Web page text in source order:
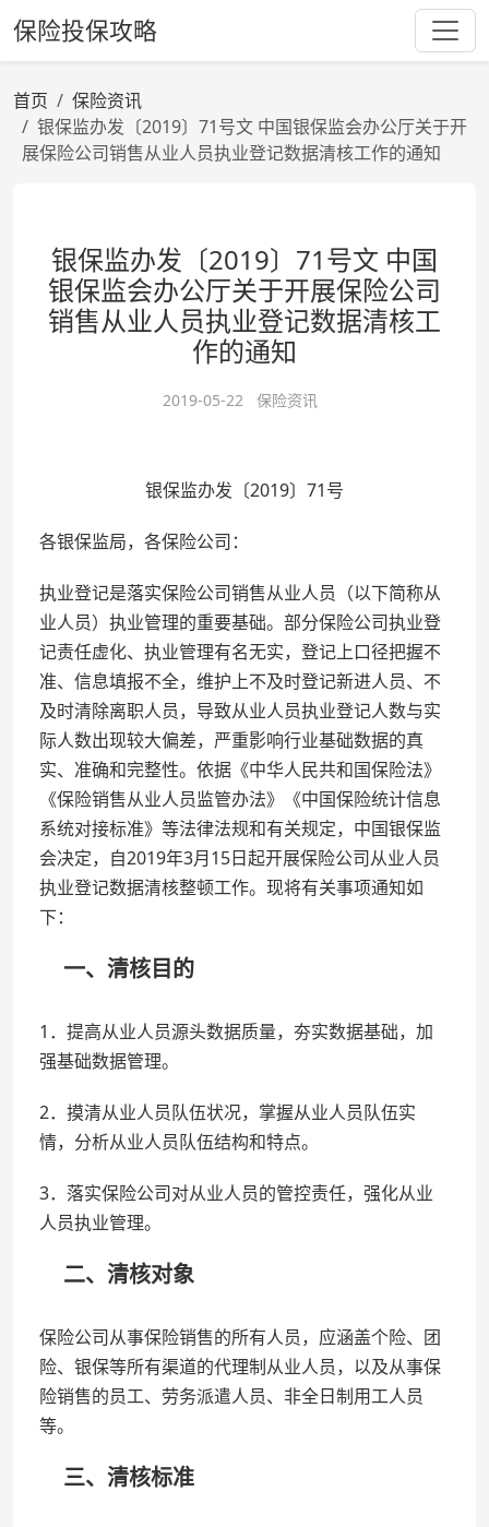
保险投保攻略
首页
保险资讯
银保监办发〔2019〕71号文 中国银保监会办公厅关于开
展保险公司销售从业人员执业登记数据清核工作的通知
银保监办发〔2019〕71号文 中国
银保监会办公厅关于开展保险公司
销售从业人员执业登记数据清核工
作的通知
2019-05-22 保险资讯
银保监办发〔2019〕71号
各银保监局，各保险公司：
执业登记是落实保险公司销售从业人员（以下简称从
业人员）执业管理的重要基础。部分保险公司执业登
记责任虚化、执业管理有名无实，登记上口径把握不
准、信息填报不全，维护上不及时登记新进人员、不
及时清除离职人员，导致从业人员执业登记人数与实
际人数出现较大偏差，严重影响行业基础数据的真
实、准确和完整性。依据《中华人民共和国保险法》
《保险销售从业人员监管办法》《中国保险统计信息
系统对接标准》等法律法规和有关规定，中国银保监
会决定，自2019年3月15日起开展保险公司从业人员
执业登记数据清核整顿工作。现将有关事项通知如
下：
一、清核目的
1．提高从业人员源头数据质量，夯实数据基础，加
强基础数据管理。
2．摸清从业人员队伍状况，掌握从业人员队伍实
情，分析从业人员队伍结构和特点。
3．落实保险公司对从业人员的管控责任，强化从业
人员执业管理。
二、清核对象
保险公司从事保险销售的所有人员，应涵盖个险、团
险、银保等所有渠道的代理制从业人员，以及从事保
险销售的员工、劳务派遣人员、非全日制用工人员
等。
三、清核标准